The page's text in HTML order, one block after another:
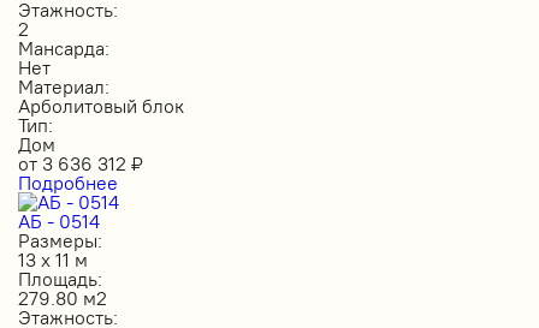
Этажность:
2
Мансарда:
Нет
Материал:
Арболитовый блок
Тип:
Дом
от 3 636 312 ₽
Подробнее
АБ - 0514
Размеры:
13 х 11 м
Площадь:
279.80 м2
Этажность: